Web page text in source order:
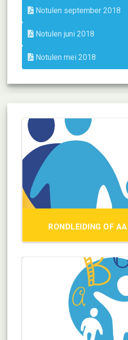
Notulen september 2018
Notulen juni 2018
Notulen mei 2018
RONDLEIDING OF